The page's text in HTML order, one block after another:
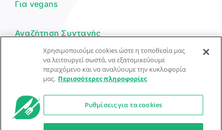
Για vegans
Αναζήτηση Συνταγής
Υποβολή Συνταγής
Φόρμα Επικοινωνίας
© Dorpon • Μηχανή αναζήτησης για …καλοφαγάδες!
Χρησιμοποιούμε cookies ώστε η τοποθεσία μας
να λειτουργεί σωστά, να εξατομικεύουμε
περιεχόμενο και να αναλύουμε την κυκλοφορία
μας. Περισσότερες πληροφορίες
Ρυθμίσεις για τα cookies